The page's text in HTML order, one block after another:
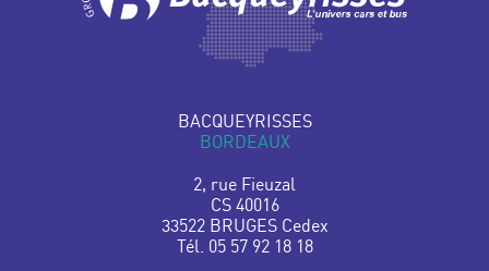
BACQUEYRISSES
BORDEAUX
2, rue Fieuzal
CS 40016
33522 BRUGES Cedex
Tél. 05 57 92 18 18